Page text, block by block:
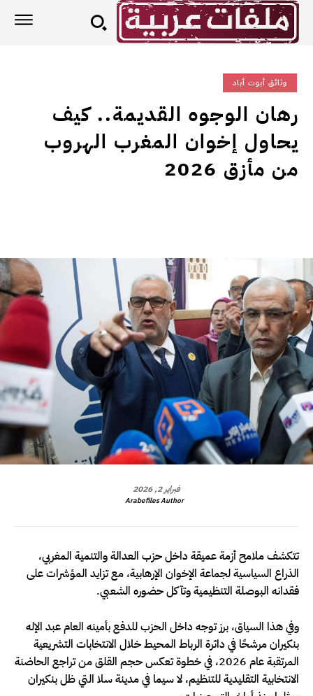
وثائق أبوت أباد
رهان الوجوه القديمة.. كيف
يحاول إخوان المغرب الهروب
من مأزق 2026
فبراير 2, 2026
Arabefiles Author
تتكشف ملامح أزمة عميقة داخل حزب العدالة والتنمية المغربي،
الذراع السياسية لجماعة الإخوان الإرهابية، مع تزايد المؤشرات على
فقدانه البوصلة التنظيمية وتآكل حضوره الشعبي.
وفي هذا السياق، برز توجه داخل الحزب للدفع بأمينه العام عبد الإله
بنكيران مرشحًا في دائرة الرباط المحيط خلال الانتخابات التشريعية
المرتقبة عام 2026، في خطوة تعكس حجم القلق من تراجع الحاضنة
الانتخابية التقليدية للتنظيم، لا سيما في مدينة سلا التي ظل بنكيران